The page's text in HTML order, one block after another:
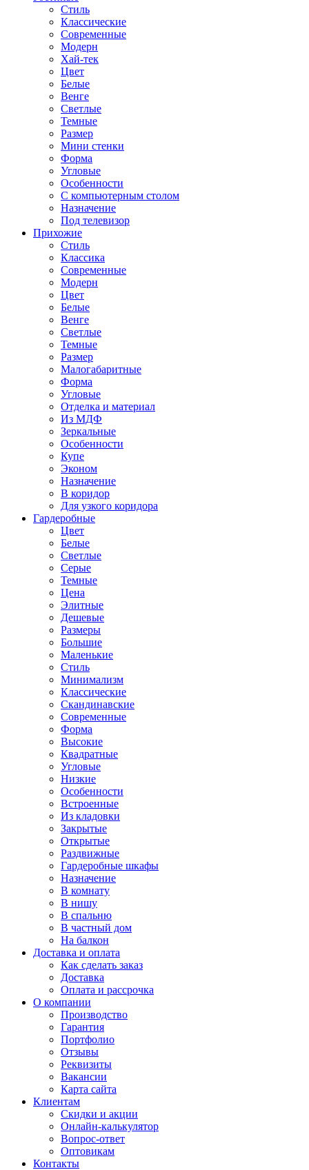
Стиль
Классические
Современные
Модерн
Хай-тек
Цвет
Белые
Венге
Светлые
Темные
Размер
Мини стенки
Форма
Угловые
Особенности
С компьютерным столом
Назначение
Под телевизор
Прихожие
Стиль
Классика
Современные
Модерн
Цвет
Белые
Венге
Светлые
Темные
Размер
Малогабаритные
Форма
Угловые
Отделка и материал
Из МДФ
Зеркальные
Особенности
Купе
Эконом
Назначение
В коридор
Для узкого коридора
Гардеробные
Цвет
Белые
Светлые
Серые
Темные
Цена
Элитные
Дешевые
Размеры
Большие
Маленькие
Стиль
Минимализм
Классические
Скандинавские
Современные
Форма
Высокие
Квадратные
Угловые
Низкие
Особенности
Встроенные
Из кладовки
Закрытые
Открытые
Раздвижные
Гардеробные шкафы
Назначение
В комнату
В нишу
В спальню
В частный дом
На балкон
Доставка и оплата
Как сделать заказ
Доставка
Оплата и рассрочка
О компании
Производство
Гарантия
Портфолио
Отзывы
Реквизиты
Вакансии
Карта сайта
Клиентам
Скидки и акции
Онлайн-калькулятор
Вопрос-ответ
Оптовикам
Контакты